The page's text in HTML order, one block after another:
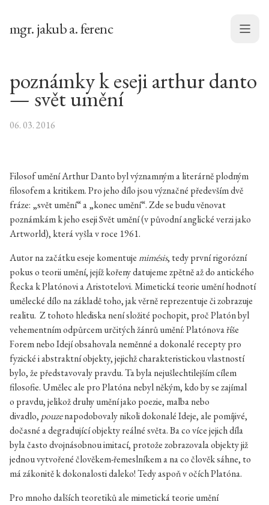
mgr. jakub a. ferenc Menu
poznámky k eseji arthur danto
— svět umění
06. 03. 2016
Filosof umění Arthur Danto byl významným a literárně plodným
filosofem a kritikem. Pro jeho dílo jsou význačné především dvě
fráze: „svět umění“ a „konec umění“. Zde se budu věnovat
poznámkám k jeho eseji Svět umění (v původní anglické verzi jako
Artworld), která vyšla v roce 1961.
Autor na začátku eseje komentujemimésis, tedy první rigorózní
pokus o teorii umění, jejíž kořeny datujeme zpětně až do antického
Řecka k Platónovi a Aristotelovi. Mimetická teorie umění hodnotí
umělecké dílo na základě toho, jak věrně reprezentuje či zobrazuje
realitu. Z tohoto hlediska není složité pochopit, proč Platón byl
vehementním odpůrcem určitých žánrů umění: Platónova říše
Forem nebo Idejí obsahovala neměnné a dokonalé recepty pro
fyzické i abstraktní objekty, jejichž charakteristickou vlastností
bylo, že představovaly pravdu. Ta byla nejušlechtilejším cílem
filosofie. Umělec ale pro Platóna nebyl někým, kdo by se zajímal
o pravdu, jelikož druhy umění jako poezie, malba nebo
divadlo, pouzenapodobovaly nikoli dokonalé Ideje, ale pomíjivé,
dočasné a degradující objekty reálné světa. Ba co více jejich díla
byla často dvojnásobnou imitací, protože zobrazovala objekty již
jednou vytvořené člověkem-řemeslníkem a na co člověk sáhne, to
má zákonitě k dokonalosti daleko! Tedy aspoň v očích Platóna.
Pro mnoho dalších teoretiků ale mimetická teorie umění